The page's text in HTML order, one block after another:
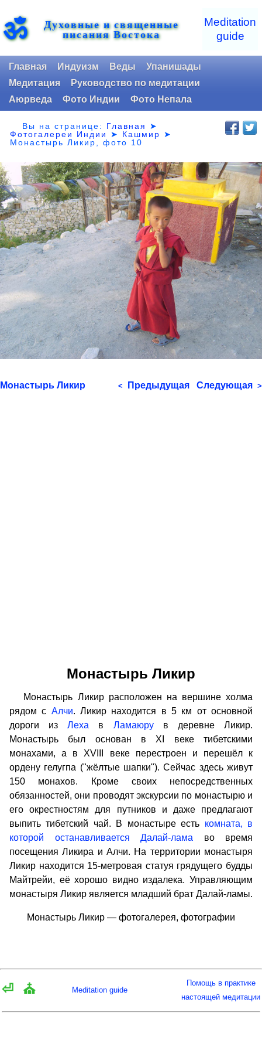
ॐ Духовные и священные
писания Востока
Meditation
guide
Главная Индуизм Веды
Упанишады
Медитация
Руководство по медитации
Аюрведа
Фото Индии Фото Непала
Вы на странице: Главная
➤
Фотогалереи Индии
➤ Кашмир ➤
Монастырь Ликир, фото 10
Монастырь Ликир < Предыдущая Следующая >
Монастырь Ликир
Монастырь Ликир расположен на вершине холма
рядом с Алчи. Ликир находится в 5 км от основной
дороги изЛеха в Ламаюрув деревне Ликир.
Монастырь был основан в XI веке тибетскими
монахами, а в XVIII веке перестроен и перешёл к
ордену гелугпа ("жёлтые шапки"). Сейчас здесь живут
150 монахов. Кроме своих непосредственных
обязанностей, они проводят экскурсии по монастырю и
его окрестностям для путников и даже предлагают
выпить тибетский чай. В монастыре есть комната, в
которой останавливается Далай-лама во время
посещения Ликира и Алчи. На территории монастыря
Ликир находится 15-метровая статуя грядущего будды
Майтрейи, её хорошо видно издалека. Управляющим
монастыря Ликир является младший брат Далай-ламы.
Монастырь Ликир — фотогалерея, фотографии
⏎ ⛪ Meditation guide
Помощь в практике
настоящей медитации